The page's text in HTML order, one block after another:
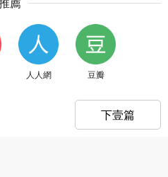
人人網 豆瓣
下壹篇